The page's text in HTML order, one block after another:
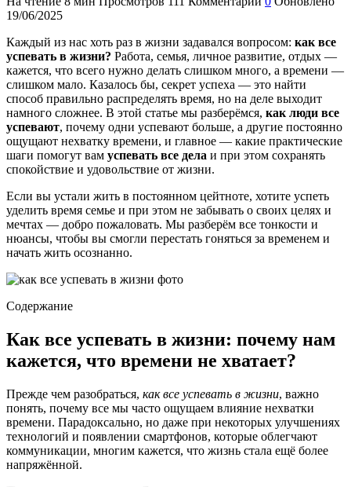
19/06/2025
Каждый из нас хоть раз в жизни задавался вопросом: как все
успевать в жизни? Работа, семья, личное развитие, отдых —
кажется, что всего нужно делать слишком много, а времени —
слишком мало. Казалось бы, секрет успеха — это найти
способ правильно распределять время, но на деле выходит
намного сложнее. В этой статье мы разберёмся, как люди все
успевают, почему одни успевают больше, а другие постоянно
ощущают нехватку времени, и главное — какие практические
шаги помогут вам успевать все дела и при этом сохранять
спокойствие и удовольствие от жизни.
Если вы устали жить в постоянном цейтноте, хотите успеть
уделить время семье и при этом не забывать о своих целях и
мечтах — добро пожаловать. Мы разберём все тонкости и
нюансы, чтобы вы смогли перестать гоняться за временем и
начать жить осознанно.
Содержание
Как все успевать в жизни: почему нам
кажется, что времени не хватает?
Прежде чем разобраться, как все успевать в жизни, важно
понять, почему все мы часто ощущаем влияние нехватки
времени. Парадоксально, но даже при некоторых улучшениях
технологий и появлении смартфонов, которые облегчают
коммуникации, многим кажется, что жизнь стала ещё более
напряжённой.